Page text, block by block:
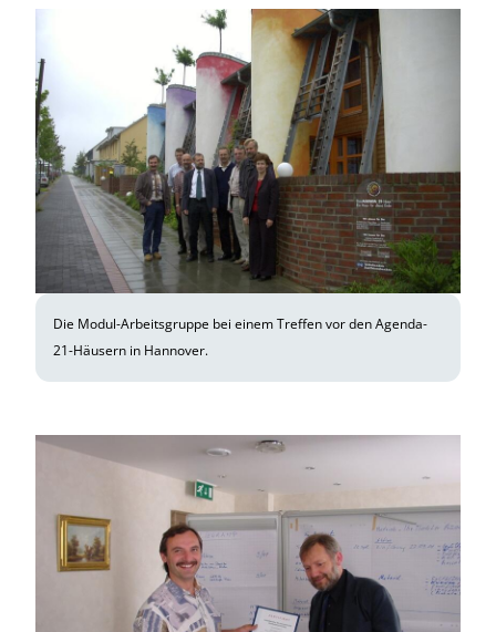
Die Modul-Arbeitsgruppe bei einem Treffen vor den Agenda-
21-Häusern in Hannover.